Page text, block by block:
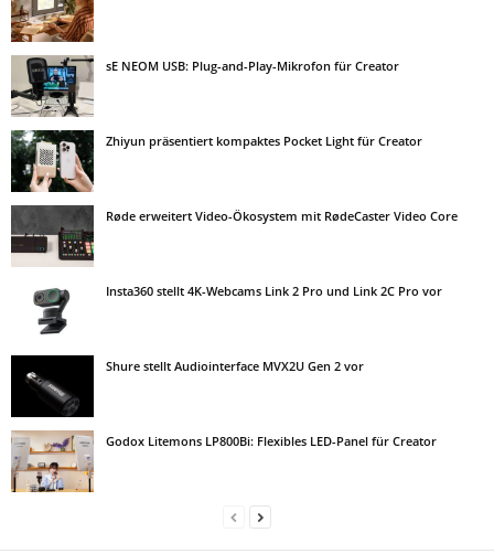
sE NEOM USB: Plug-and-Play-Mikrofon für Creator
Zhiyun präsentiert kompaktes Pocket Light für Creator
Røde erweitert Video-Ökosystem mit RødeCaster Video Core
Insta360 stellt 4K-Webcams Link 2 Pro und Link 2C Pro vor
Shure stellt Audiointerface MVX2U Gen 2 vor
Godox Litemons LP800Bi: Flexibles LED-Panel für Creator